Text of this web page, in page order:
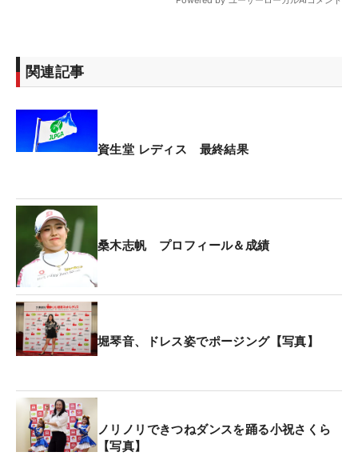
関連記事
資生堂 レディス 最終結果
桑木志帆 プロフィール＆成績
堀琴音、ドレス姿でポージング【写真】
ノリノリできつねダンスを踊る小祝さくら
【写真】